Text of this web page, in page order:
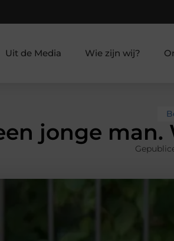
Uit de Media Wie zijn wij?
jonge